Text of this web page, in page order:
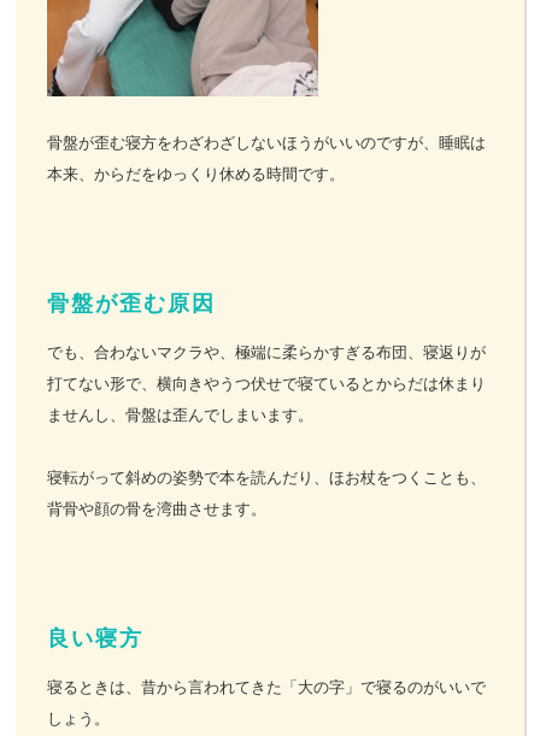
LINE予約
骨盤が歪む寝方をわざわざしないほうがいいのですが、睡眠は
本来、からだをゆっくり休める時間です。
骨盤が歪む原因
でも、合わないマクラや、極端に柔らかすぎる布団、寝返りが
打てない形で、横向きやうつ伏せで寝ているとからだは休まり
ませんし、骨盤は歪んでしまいます。
寝転がって斜めの姿勢で本を読んだり、ほお杖をつくことも、
背骨や顔の骨を湾曲させます。
良い寝方
寝るときは、昔から言われてきた「大の字」で寝るのがいいで
しょう。